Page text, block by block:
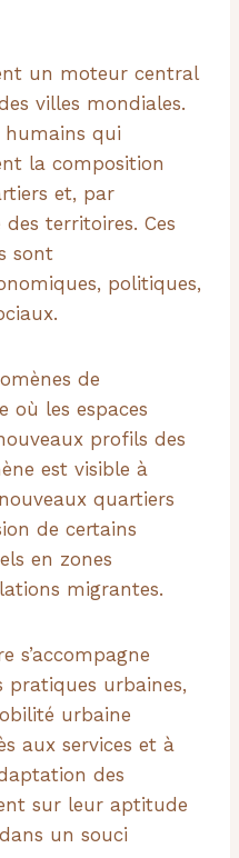
un moteur central
villes mondiales.
qui
la composition
et, par
territoires. Ces
sont
politiques,
de
où les espaces
profils des
est visible à
quartiers
de certains
en zones
migrantes.
s’accompagne
pratiques urbaines,
urbaine
aux services et à
des
sur leur aptitude
un souci